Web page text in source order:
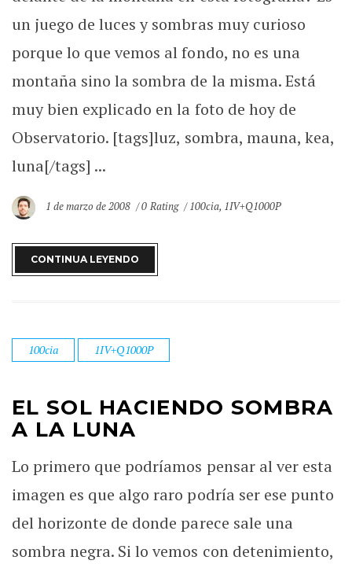
un juego de luces y sombras muy curioso
porque lo que vemos al fondo, no es una
montaña sino la sombra de la misma. Está
muy bien explicado en la foto de hoy de
Observatorio. [tags]luz, sombra, mauna, kea,
luna[/tags] ...
1 de marzo de 2008 0 Rating 100cia, 1IV+Q1000P
CONTINUA LEYENDO
100cia 1IV+Q1000P
EL SOL HACIENDO SOMBRA
A LA LUNA
Lo primero que podríamos pensar al ver esta
imagen es que algo raro podría ser ese punto
del horizonte de donde parece sale una
sombra negra. Si lo vemos con detenimiento,